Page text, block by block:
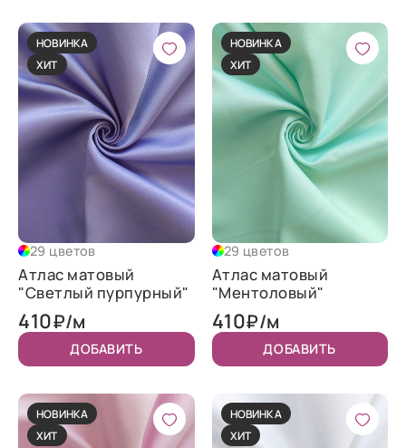
НОВИНКА
ХИТ
29 цветов
Атлас матовый
"Светлый пурпурный"
410₽/м
ДОБАВИТЬ
НОВИНКА
ХИТ
29 цветов
Атлас матовый
"Ментоловый"
410₽/м
ДОБАВИТЬ
НОВИНКА
ХИТ
НОВИНКА
ХИТ